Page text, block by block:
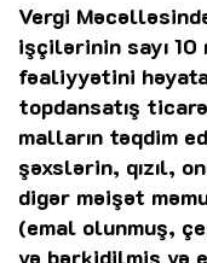
Vergi
işçilərinin sayı
fəaliyyətini
topdansatış
malların təqdim
şəxslərin, qızıl,
digər məişət
(emal olunmuş,
və bərkidilmiş və